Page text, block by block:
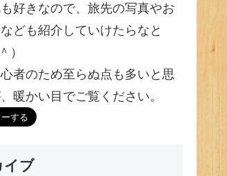
好きなので、旅先の写真やお
ども紹介していけたらなと
）
者のため至らぬ点も多いと思
暖かい目でご覧ください。
イブ